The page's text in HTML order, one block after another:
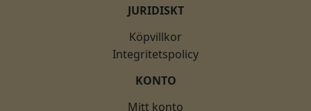
JURIDISKT
Köpvillkor
Integritetspolicy
KONTO
Mitt konto